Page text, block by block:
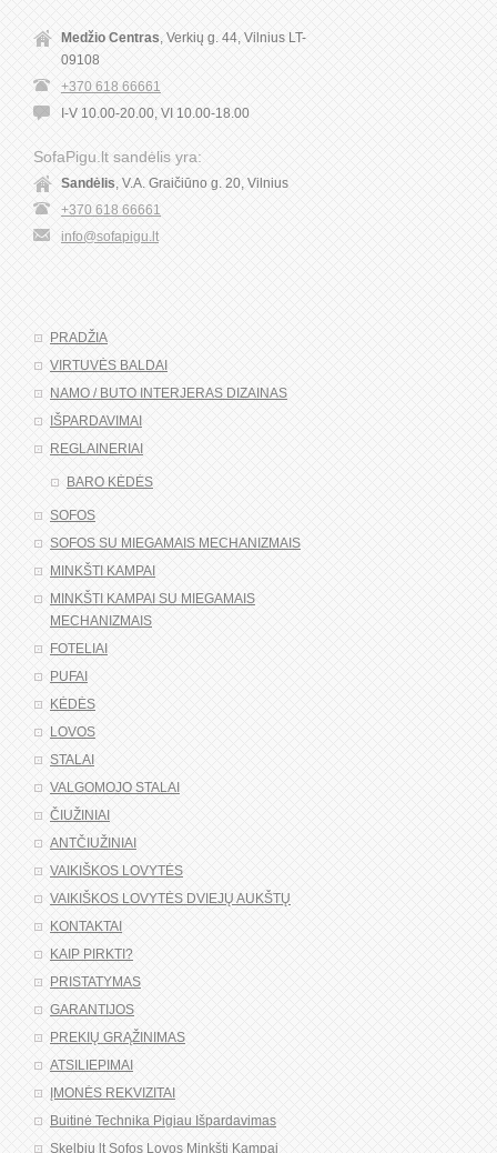
Medžio Centras , Verkių g. 44, Vilnius LT-
09108
+370 618 66661
I-V 10.00-20.00, VI 10.00-18.00
SofaPigu.lt sandėlis yra:
Sandėlis , V.A. Graičiūno g. 20, Vilnius
+370 618 66661
info@sofapigu.lt
PRADŽIA
VIRTUVĖS BALDAI
NAMO / BUTO INTERJERAS DIZAINAS
IŠPARDAVIMAI
REGLAINERIAI
BARO KĖDĖS
SOFOS
SOFOS SU MIEGAMAIS MECHANIZMAIS
MINKŠTI KAMPAI
MINKŠTI KAMPAI SU MIEGAMAIS
MECHANIZMAIS
FOTELIAI
PUFAI
KĖDĖS
LOVOS
STALAI
VALGOMOJO STALAI
ČIUŽINIAI
ANTČIUŽINIAI
VAIKIŠKOS LOVYTĖS
VAIKIŠKOS LOVYTĖS DVIEJŲ AUKŠTŲ
KONTAKTAI
KAIP PIRKTI?
PRISTATYMAS
GARANTIJOS
PREKIŲ GRĄŽINIMAS
ATSILIEPIMAI
ĮMONĖS REKVIZITAI
Buitinė Technika Pigiau Išpardavimas
Skelbiu lt Sofos Lovos Minkšti Kampai